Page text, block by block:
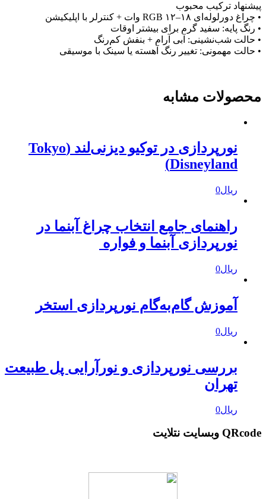
پیشنهاد ترکیب محبوب
• چراغ دورلوله‌ای RGB ۱۲–۱۸ وات + کنترلر با اپلیکیشن
• رنگ پایه: سفید گرم برای بیشتر اوقات
• حالت شب‌نشینی: آبی آرام + بنفش کم‌رنگ
• حالت مهمونی: تغییر رنگ آهسته یا سینک با موسیقی
محصولات مشابه
نورپردازی در توکیو دیزنی‌لند (Tokyo
Disneyland)
ریال0
راهنمای جامع انتخاب چراغ آبنما در
نورپردازی آبنما و فواره
ریال0
آموزش گام‌به‌گام نورپردازی استخر
ریال0
بررسی نورپردازی و نورآرایی پل طبیعت
تهران
ریال0
QRcode وبسایت نتلایت